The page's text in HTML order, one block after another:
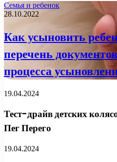
Семья и ребенок
28.10.2022
Как усыновить
перечень
процесса
19.04.2024
Тест-драйв детских
Пег Перего
19.04.2024